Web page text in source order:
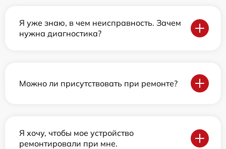
Я уже знаю, в чем неисправность. Зачем
нужна диагностика?
Можно ли присутствовать при ремонте?
Я хочу, чтобы мое устройство
ремонтировали при мне.